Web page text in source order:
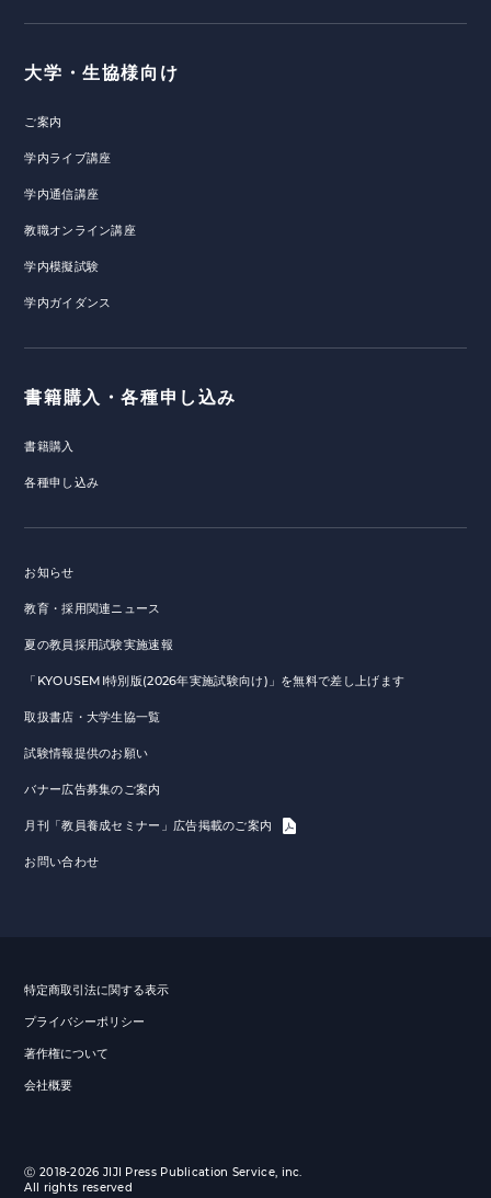
大学・生協様向け
ご案内
学内ライブ講座
学内通信講座
教職オンライン講座
学内模擬試験
学内ガイダンス
書籍購入・各種申し込み
書籍購入
各種申し込み
お知らせ
教育・採用関連ニュース
夏の教員採用試験実施速報
「KYOUSEMI特別版(2026年実施試験向け)」を無料で差し上げます
取扱書店・大学生協一覧
試験情報提供のお願い
バナー広告募集のご案内
月刊「教員養成セミナー」広告掲載のご案内
お問い合わせ
特定商取引法に関する表示
プライバシーポリシー
著作権について
会社概要
Ⓒ 2018-2026 JIJI Press Publication Service, inc.
All rights reserved